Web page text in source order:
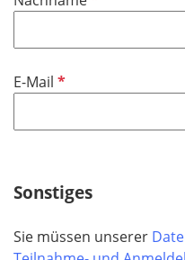
t
e
dt
l
E-Mail P
h
f
e
Sonstiges
Sie müssen unserer